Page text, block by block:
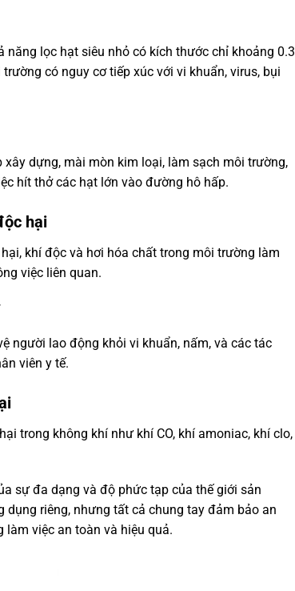
lọc hạt siêu nhỏ có kích thước chỉ khoảng 0.3
có nguy cơ tiếp xúc với vi khuẩn, virus, bụi
dựng, mài mòn kim loại, làm sạch môi trường,
hít thở các hạt lớn vào đường hô hấp.
hại
khí độc và hơi hóa chất trong môi trường làm
việc liên quan.
người lao động khỏi vi khuẩn, nấm, và các tác
viên y tế.
trong không khí như khí CO, khí amoniac, khí clo,
sự đa dạng và độ phức tạp của thế giới sản
riêng, nhưng tất cả chung tay đảm bảo an
việc an toàn và hiệu quả.